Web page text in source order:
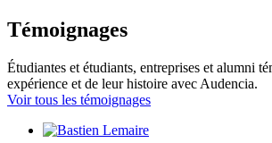
Témoignages
Étudiantes et étudiants, entreprises et alumni
expérience et de leur histoire avec Audencia.
Voir tous les témoignages